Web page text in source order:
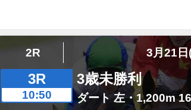
2R 3月21日
3R
10:50
3歳未勝利
ダート 左・1,200m